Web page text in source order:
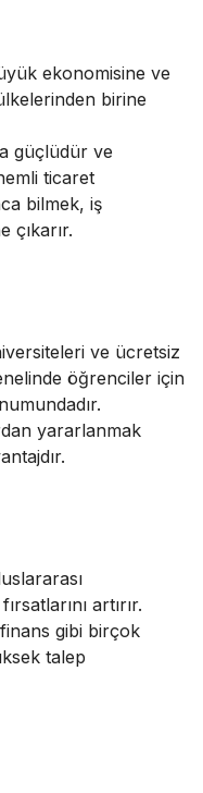
ekonomisine ve
birine
güçlüdür ve
ticaret
bilmek, iş
çıkarır.
ve ücretsiz
öğrenciler için
yararlanmak
artırır.
gibi birçok
talep